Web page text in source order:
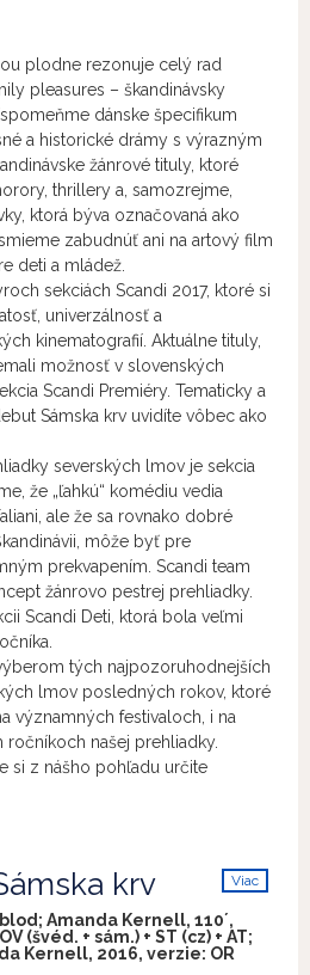
plodne rezonuje celý rad
pleasures – škandinávsky
dánske špecifikum
a historické drámy s výrazným
žánrové tituly, ktoré
thrillery a, samozrejme,
ktorá býva označovaná ako
zabudnúť ani na artový film
deti a mládež.
sekciách Scandi 2017, ktoré si
univerzálnosť a
kinematografií. Aktuálne tituly,
možnosť v slovenských
Scandi Premiéry. Tematicky a
Sámska krv uvidíte vôbec ako
severských lmov je sekcia
že „ľahkú“ komédiu vedia
ale že sa rovnako dobré
môže byť pre
prekvapením. Scandi team
žánrovo pestrej prehliadky.
Scandi Deti, ktorá bola veľmi
tých najpozoruhodnejších
lmov posledných rokov, ktoré
významných festivaloch, i na
našej prehliadky.
si z nášho pohľadu určite
Viac
krv
Amanda Kernell, 110´,
(švéd. + sám.) + ST (cz) + AT;
Kernell, 2016, verzie: OR